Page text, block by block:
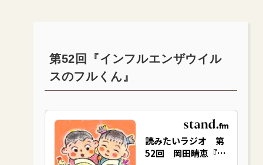
第52回『インフルエンザウイル
スのフルくん』